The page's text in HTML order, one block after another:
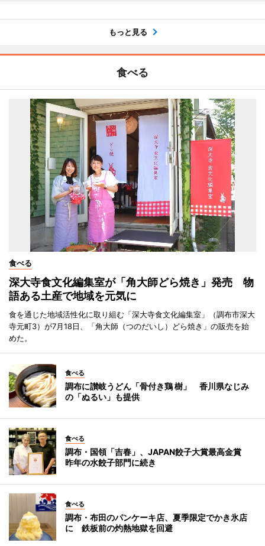
もっと見る
食べる
食べる
深大寺食文化編集室が「角大師どら焼き」発売 物
語ある土産で地域を元気に
食を通じた地域活性化に取り組む「深大寺食文化編集室」（調布市深大
寺元町3）が7月18日、「角大師（つのだいし）どら焼き」の販売を始
めた。
食べる
調布に讃岐うどん「骨付き鶏 樹」 香川県なじみ
の「ぬるい」も提供
食べる
調布・国領「吉春」、JAPAN餃子大賞最高金賞
昨年の水餃子部門に続き
食べる
調布・布田のパンケーキ店、夏季限定でかき氷店
に 鉄板前の灼熱地獄を回避